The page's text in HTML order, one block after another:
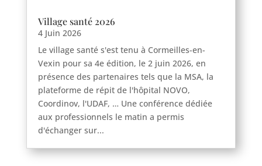
Haravilliers
Le Bellay-en-vexin
Le Heaulme
Le Perchay
Village santé 2026
4 Juin 2026
Le village santé s'est tenu à Cormeilles-en-
Vexin pour sa 4e édition, le 2 juin 2026, en
présence des partenaires tels que la MSA, la
plateforme de répit de l'hôpital NOVO,
Coordinov, l'UDAF, … Une conférence dédiée
aux professionnels le matin a permis
d'échanger sur...